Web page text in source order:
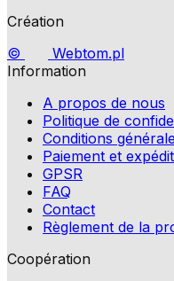
Création
©
Webtom.pl
Information
A propos de nous
Politique de
Conditions
Paiement et
GPSR
FAQ
Contact
Règlement de la
Coopération